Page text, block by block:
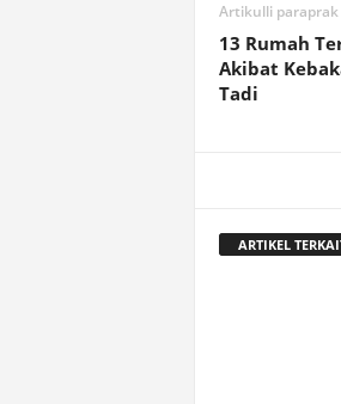
Artikulli paraprak
13 Rumah
Akibat
Tadi
ARTIKEL